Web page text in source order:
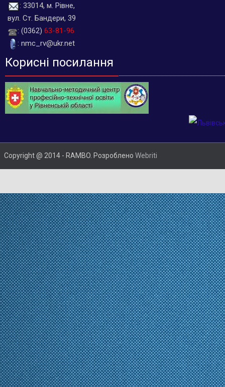
: 33014, м. Рівне,
вул. Ст. Бандери, 39
: (0362) 63-81-96
: nmc_rv@ukr.net
Корисні посилання
Copyright @ 2014 - RAMBO. Розроблено Webriti